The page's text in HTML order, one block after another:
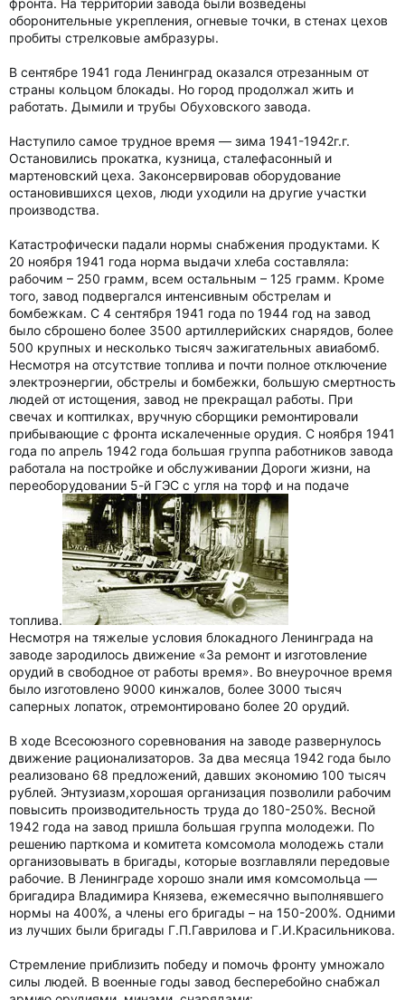
фронта. На территории завода были возведены
оборонительные укрепления, огневые точки, в стенах цехов
пробиты стрелковые амбразуры.
В сентябре 1941 года Ленинград оказался отрезанным от
страны кольцом блокады. Но город продолжал жить и
работать. Дымили и трубы Обуховского завода.
Наступило самое трудное время — зима 1941-1942г.г.
Остановились прокатка, кузница, сталефасонный и
мартеновский цеха. Законсервировав оборудование
остановившихся цехов, люди уходили на другие участки
производства.
Катастрофически падали нормы снабжения продуктами. К
20 ноября 1941 года норма выдачи хлеба составляла:
рабочим – 250 грамм, всем остальным – 125 грамм. Кроме
того, завод подвергался интенсивным обстрелам и
бомбежкам. С 4 сентября 1941 года по 1944 год на завод
было сброшено более 3500 артиллерийских снарядов, более
500 крупных и несколько тысяч зажигательных авиабомб.
Несмотря на отсутствие топлива и почти полное отключение
электроэнергии, обстрелы и бомбежки, большую смертность
людей от истощения, завод не прекращал работы. При
свечах и коптилках, вручную сборщики ремонтировали
прибывающие с фронта искалеченные орудия. С ноября 1941
года по апрель 1942 года большая группа работников завода
работала на постройке и обслуживании Дороги жизни, на
переоборудовании 5-й ГЭС с угля на торф и на подаче
топлива.
Несмотря на тяжелые условия блокадного Ленинграда на
заводе зародилось движение «За ремонт и изготовление
орудий в свободное от работы время». Во внеурочное время
было изготовлено 9000 кинжалов, более 3000 тысяч
саперных лопаток, отремонтировано более 20 орудий.
В ходе Всесоюзного соревнования на заводе развернулось
движение рационализаторов. За два месяца 1942 года было
реализовано 68 предложений, давших экономию 100 тысяч
рублей. Энтузиазм,хорошая организация позволили рабочим
повысить производительность труда до 180-250%. Весной
1942 года на завод пришла большая группа молодежи. По
решению парткома и комитета комсомола молодежь стали
организовывать в бригады, которые возглавляли передовые
рабочие. В Ленинграде хорошо знали имя комсомольца —
бригадира Владимира Князева, ежемесячно выполнявшего
нормы на 400%, а члены его бригады – на 150-200%. Одними
из лучших были бригады Г.П.Гаврилова и Г.И.Красильникова.
Стремление приблизить победу и помочь фронту умножало
силы людей. В военные годы завод бесперебойно снабжал